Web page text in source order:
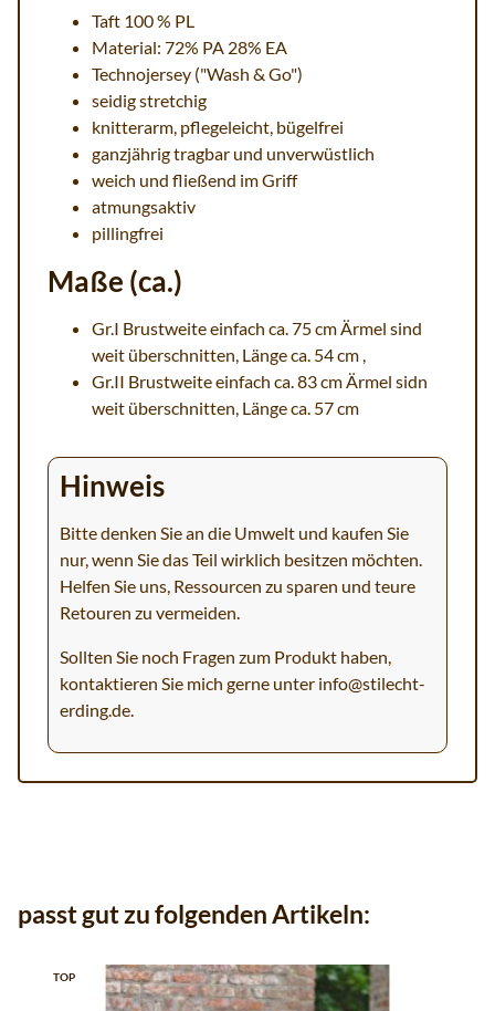
Taft 100 % PL
Material: 72% PA 28% EA
Technojersey ("Wash & Go")
seidig stretchig
knitterarm, pflegeleicht, bügelfrei
ganzjährig tragbar und unverwüstlich
weich und fließend im Griff
atmungsaktiv
pillingfrei
Maße (ca.)
Gr.I Brustweite einfach ca. 75 cm Ärmel sind
weit überschnitten, Länge ca. 54 cm ,
Gr.II Brustweite einfach ca. 83 cm Ärmel sidn
weit überschnitten, Länge ca. 57 cm
Hinweis
Bitte denken Sie an die Umwelt und kaufen Sie
nur, wenn Sie das Teil wirklich besitzen möchten.
Helfen Sie uns, Ressourcen zu sparen und teure
Retouren zu vermeiden.
Sollten Sie noch Fragen zum Produkt haben,
kontaktieren Sie mich gerne unter info@stilecht-
erding.de.
passt gut zu folgenden Artikeln:
TOP